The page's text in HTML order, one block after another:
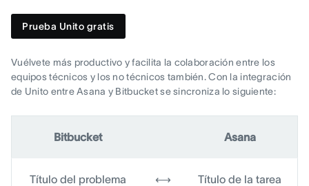
Prueba Unito gratis
Vuélvete más productivo y facilita la colaboración entre los
equipos técnicos y los no técnicos también. Con la integración
de Unito entre Asana y Bitbucket se sincroniza lo siguiente:
Bitbucket Asana
Título del problema ⟷ Título de la tarea